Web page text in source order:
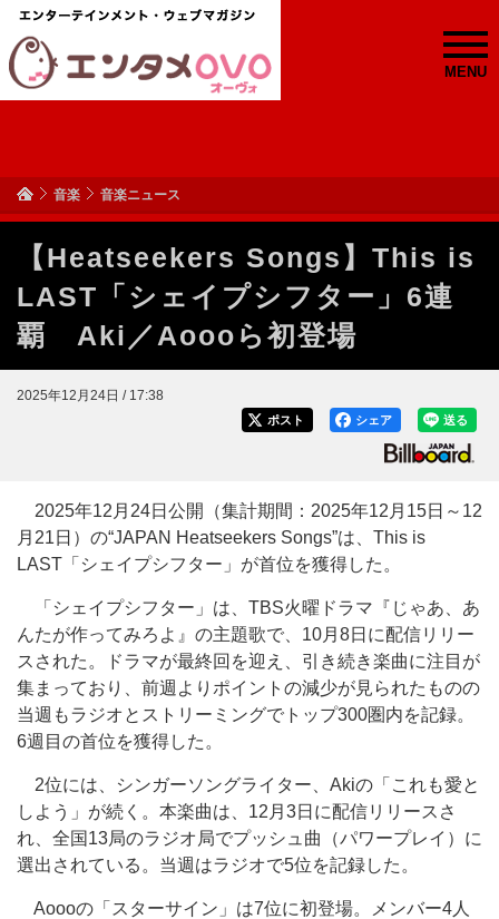
MENU
音楽 音楽ニュース
【Heatseekers Songs】This is
LAST「シェイプシフター」6連
覇 Aki／Aoooら初登場
2025年12月24日 / 17:38
送る
シェア
ポスト
2025年12月24日公開（集計期間：2025年12月15日～12
月21日）の“JAPAN Heatseekers Songs”は、This is
LAST「シェイプシフター」が首位を獲得した。
「シェイプシフター」は、TBS火曜ドラマ『じゃあ、あ
んたが作ってみろよ』の主題歌で、10月8日に配信リリー
スされた。ドラマが最終回を迎え、引き続き楽曲に注目が
集まっており、前週よりポイントの減少が見られたものの
当週もラジオとストリーミングでトップ300圏内を記録。
6週目の首位を獲得した。
2位には、シンガーソングライター、Akiの「これも愛と
しよう」が続く。本楽曲は、12月3日に配信リリースさ
れ、全国13局のラジオ局でプッシュ曲（パワープレイ）に
選出されている。当週はラジオで5位を記録した。
Aoooの「スターサイン」は7位に初登場。メンバー4人